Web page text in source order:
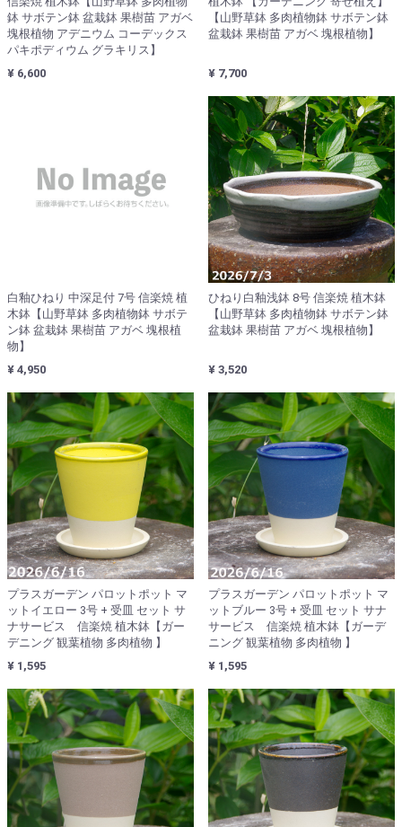
鉢 サボテン鉢 盆栽鉢 果樹苗 アガベ
塊根植物 アデニウム コーデックス
パキポディウム グラキリス】
¥ 6,600
【山野草鉢 多肉植物鉢 サボテン鉢
盆栽鉢 果樹苗 アガベ 塊根植物】
¥ 7,700
白釉ひねり 中深足付 7号 信楽焼 植
木鉢【山野草鉢 多肉植物鉢 サボテ
ン鉢 盆栽鉢 果樹苗 アガベ 塊根植
物】
¥ 4,950
ひねり白釉浅鉢 8号 信楽焼 植木鉢
【山野草鉢 多肉植物鉢 サボテン鉢
盆栽鉢 果樹苗 アガベ 塊根植物】
¥ 3,520
プラスガーデン パロットポット マ
ットイエロー 3号 + 受皿 セット サ
ナサービス 信楽焼 植木鉢【ガー
デニング 観葉植物 多肉植物 】
¥ 1,595
プラスガーデン パロットポット マ
ットブルー 3号 + 受皿 セット サナ
サービス 信楽焼 植木鉢【ガーデ
ニング 観葉植物 多肉植物 】
¥ 1,595